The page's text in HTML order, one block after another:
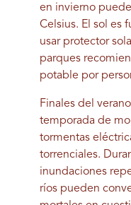
en invierno
Celsius. El sol es
usar protector
parques
potable por
Finales del
temporada de
tormentas
torrenciales.
inundaciones
ríos pueden